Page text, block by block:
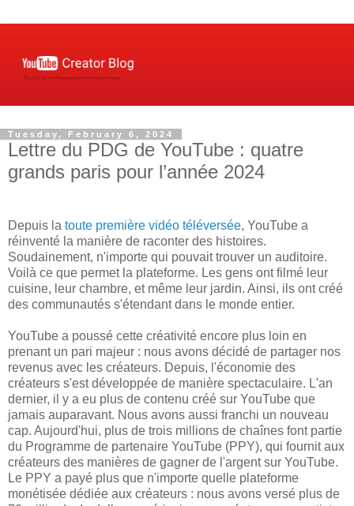
Tuesday, February 6, 2024
Lettre du PDG de YouTube : quatre
grands paris pour l’année 2024
Depuis la toute première vidéo téléversée, YouTube a
réinventé la manière de raconter des histoires.
Soudainement, n'importe qui pouvait trouver un auditoire.
Voilà ce que permet la plateforme. Les gens ont filmé leur
cuisine, leur chambre, et même leur jardin. Ainsi, ils ont créé
des communautés s'étendant dans le monde entier.
YouTube a poussé cette créativité encore plus loin en
prenant un pari majeur : nous avons décidé de partager nos
revenus avec les créateurs. Depuis, l'économie des
créateurs s'est développée de manière spectaculaire. L'an
dernier, il y a eu plus de contenu créé sur YouTube que
jamais auparavant. Nous avons aussi franchi un nouveau
cap. Aujourd'hui, plus de trois millions de chaînes font partie
du Programme de partenaire YouTube (PPY), qui fournit aux
créateurs des manières de gagner de l'argent sur YouTube.
Le PPY a payé plus que n'importe quelle plateforme
monétisée dédiée aux créateurs : nous avons versé plus de